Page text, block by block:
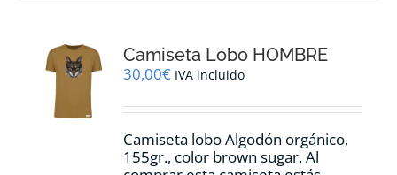
se
pueden
en
página
de
Camiseta Lobo HOMBRE
30,00€ IVA incluido
Camiseta lobo Algodón orgánico,
155gr., color brown sugar.Al